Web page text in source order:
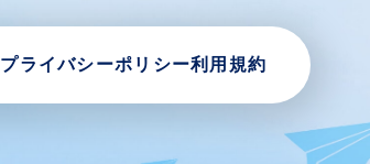
プライバシーポリシー利用規約